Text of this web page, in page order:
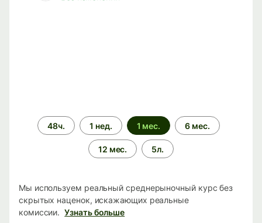
Период
времени
48ч. 1 нед. 1 мес. 6 мес.
12 мес. 5л.
Мы используем реальный среднерыночный курс без
скрытых наценок, искажающих реальные
комиссии. Узнать больше